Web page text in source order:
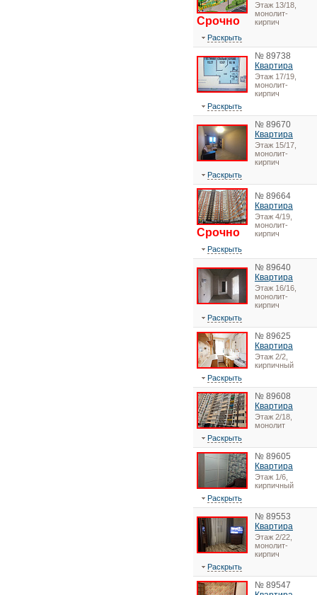
Срочно
Этаж 13/18,
монолит-
кирпич
Раскрыть
№ 89738
Квартира
Этаж 17/19,
монолит-
кирпич
Раскрыть
№ 89670
Квартира
Этаж 15/17,
монолит-
кирпич
Раскрыть
Срочно
№ 89664
Квартира
Этаж 4/19,
монолит-
кирпич
Раскрыть
№ 89640
Квартира
Этаж 16/16,
монолит-
кирпич
Раскрыть
№ 89625
Квартира
Этаж 2/2,
кирпичный
Раскрыть
№ 89608
Квартира
Этаж 2/18,
монолит
Раскрыть
№ 89605
Квартира
Этаж 1/6,
кирпичный
Раскрыть
№ 89553
Квартира
Этаж 2/22,
монолит-
кирпич
Раскрыть
№ 89547